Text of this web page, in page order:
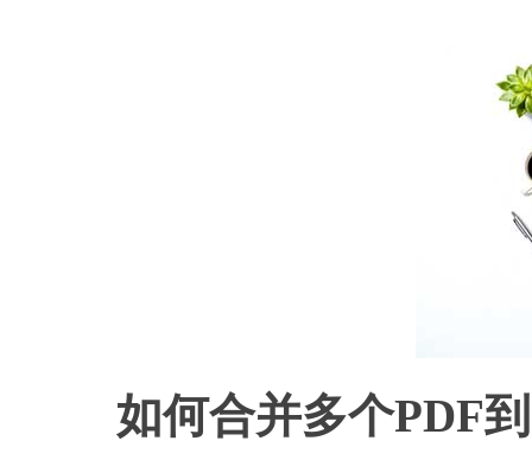
如何合并多个PDF